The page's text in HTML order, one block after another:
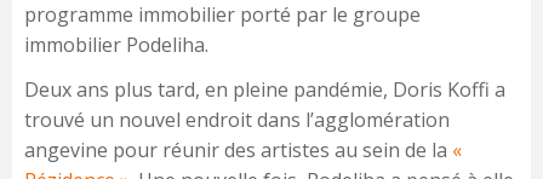
programme immobilier porté par le groupe
immobilier Podeliha.
Deux ans plus tard, en pleine pandémie, Doris Koffi a
trouvé un nouvel endroit dans l’agglomération
angevine pour réunir des artistes au sein de la «